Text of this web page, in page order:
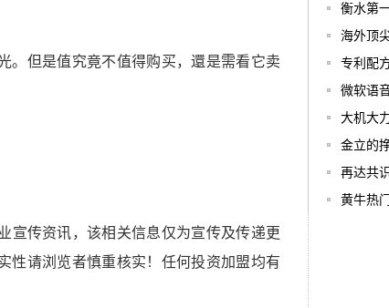
。但是值究竟不值得购买，還是需看它卖
宣传资讯，该相关信息仅为宣传及传递更
性请浏览者慎重核实！任何投资加盟均有
衡水第
海外顶
专利配
微软语
大机大
金立的
再达共
黄牛热